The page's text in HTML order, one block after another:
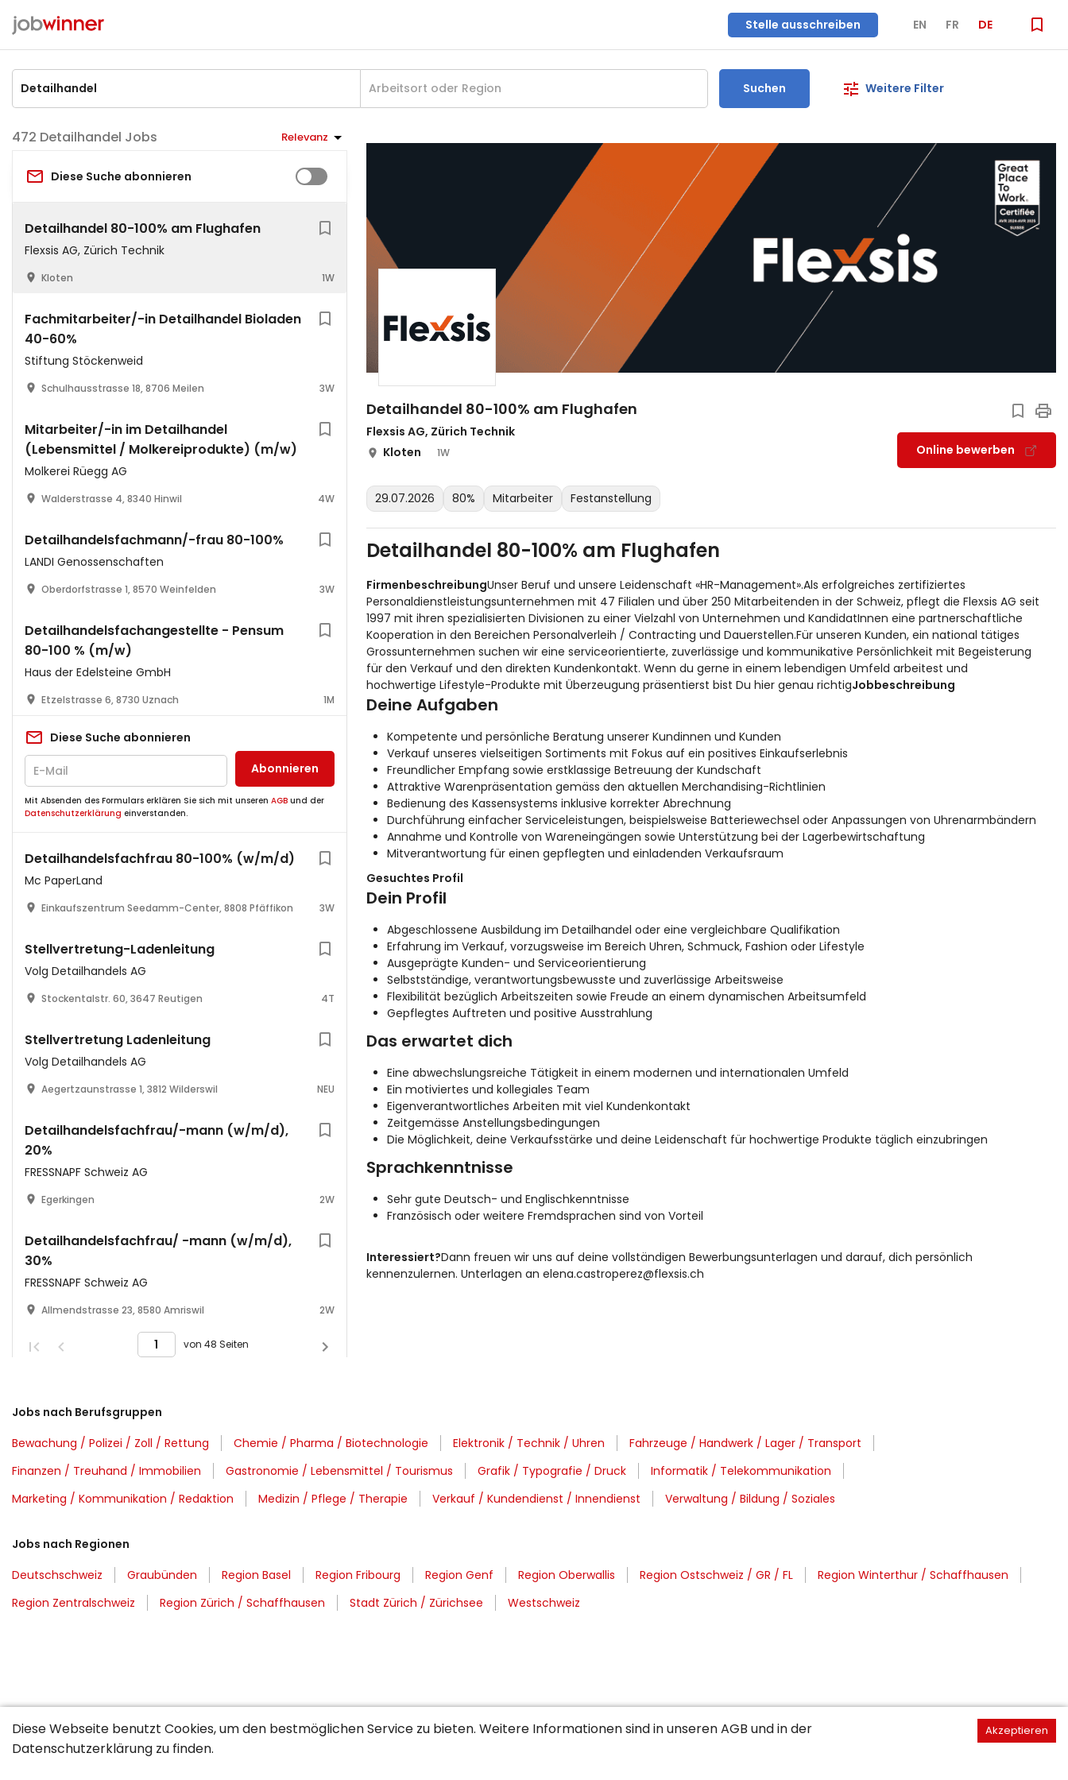
Stelle ausschreiben EN FR DE
Suchen Weitere Filter
Detailhandel Jobs Relevanz
Diese Suche abonnieren
Detailhandel 80-100% am Flughafen
Flexsis AG, Zürich Technik
Kloten 1W
Fachmitarbeiter/-in Detailhandel Bioladen
40-60%
Stiftung Stöckenweid
Schulhausstrasse 18, 8706 Meilen 3W
Mitarbeiter/-in im Detailhandel
(Lebensmittel / Molkereiprodukte) (m/w)
Molkerei Rüegg AG
Walderstrasse 4, 8340 Hinwil 4W
Detailhandelsfachmann/-frau 80-100%
LANDI Genossenschaften
Oberdorfstrasse 1, 8570 Weinfelden 3W
Detailhandelsfachangestellte - Pensum
80-100 % (m/w)
Haus der Edelsteine GmbH
Etzelstrasse 6, 8730 Uznach 1M
Diese Suche abonnieren
Abonnieren
Mit Absenden des Formulars erklären Sie sich mit unseren AGB und der
Datenschutzerklärung einverstanden.
Detailhandelsfachfrau 80-100% (w/m/d)
Mc PaperLand
Einkaufszentrum Seedamm-Center, 8808 Pfäffikon 3W
Stellvertretung-Ladenleitung
Volg Detailhandels AG
Stockentalstr. 60, 3647 Reutigen 4T
Stellvertretung Ladenleitung
Volg Detailhandels AG
Aegertzaunstrasse 1, 3812 Wilderswil NEU
Detailhandelsfachfrau/-mann (w/m/d),
20%
FRESSNAPF Schweiz AG
Egerkingen 2W
Detailhandelsfachfrau/ -mann (w/m/d),
30%
FRESSNAPF Schweiz AG
Allmendstrasse 23, 8580 Amriswil 2W
von 48 Seiten
Detailhandel 80-100% am Flughafen
Flexsis AG, Zürich Technik
Kloten
1W Online bewerben
29.07.2026 80% Mitarbeiter Festanstellung
Detailhandel 80-100% am Flughafen
FirmenbeschreibungUnser Beruf und unsere Leidenschaft «HR-Management».Als erfolgreiches zertifiziertes
Personaldienstleistungsunternehmen mit 47 Filialen und über 250 Mitarbeitenden in der Schweiz, pflegt die Flexsis AG seit
1997 mit ihren spezialisierten Divisionen zu einer Vielzahl von Unternehmen und KandidatInnen eine partnerschaftliche
Kooperation in den Bereichen Personalverleih / Contracting und Dauerstellen.Für unseren Kunden, ein national tätiges
Grossunternehmen suchen wir eine serviceorientierte, zuverlässige und kommunikative Persönlichkeit mit Begeisterung
für den Verkauf und den direkten Kundenkontakt. Wenn du gerne in einem lebendigen Umfeld arbeitest und
hochwertige Lifestyle-Produkte mit Überzeugung präsentierst bist Du hier genau richtigJobbeschreibung
Deine Aufgaben
Kompetente und persönliche Beratung unserer Kundinnen und Kunden
Verkauf unseres vielseitigen Sortiments mit Fokus auf ein positives Einkaufserlebnis
Freundlicher Empfang sowie erstklassige Betreuung der Kundschaft
Attraktive Warenpräsentation gemäss den aktuellen Merchandising-Richtlinien
Bedienung des Kassensystems inklusive korrekter Abrechnung
Durchführung einfacher Serviceleistungen, beispielsweise Batteriewechsel oder Anpassungen von Uhrenarmbändern
Annahme und Kontrolle von Wareneingängen sowie Unterstützung bei der Lagerbewirtschaftung
Mitverantwortung für einen gepflegten und einladenden Verkaufsraum
Gesuchtes Profil
Dein Profil
Abgeschlossene Ausbildung im Detailhandel oder eine vergleichbare Qualifikation
Erfahrung im Verkauf, vorzugsweise im Bereich Uhren, Schmuck, Fashion oder Lifestyle
Ausgeprägte Kunden- und Serviceorientierung
Selbstständige, verantwortungsbewusste und zuverlässige Arbeitsweise
Flexibilität bezüglich Arbeitszeiten sowie Freude an einem dynamischen Arbeitsumfeld
Gepflegtes Auftreten und positive Ausstrahlung
Das erwartet dich
Eine abwechslungsreiche Tätigkeit in einem modernen und internationalen Umfeld
Ein motiviertes und kollegiales Team
Eigenverantwortliches Arbeiten mit viel Kundenkontakt
Zeitgemässe Anstellungsbedingungen
Die Möglichkeit, deine Verkaufsstärke und deine Leidenschaft für hochwertige Produkte täglich einzubringen
Sprachkenntnisse
Sehr gute Deutsch- und Englischkenntnisse
Französisch oder weitere Fremdsprachen sind von Vorteil
Interessiert?Dann freuen wir uns auf deine vollständigen Bewerbungsunterlagen und darauf, dich persönlich
kennenzulernen. Unterlagen an elena.castroperez@flexsis.ch
Jobs nach Berufsgruppen
Bewachung / Polizei / Zoll / Rettung
Chemie / Pharma / Biotechnologie Elektronik / Technik / Uhren
Fahrzeuge / Handwerk / Lager / Transport
Finanzen / Treuhand / Immobilien
Gastronomie / Lebensmittel / Tourismus Grafik / Typografie / Druck
Informatik / Telekommunikation
Marketing / Kommunikation / Redaktion
Medizin / Pflege / Therapie Verkauf / Kundendienst / Innendienst Verwaltung / Bildung / Soziales
Jobs nach Regionen
Deutschschweiz
Graubünden Region Basel Region Fribourg Region Genf Region Oberwallis Region Ostschweiz / GR / FL
Region Winterthur / Schaffhausen
Region Zentralschweiz
Region Zürich / Schaffhausen Stadt Zürich / Zürichsee Westschweiz
Diese Webseite benutzt Cookies, um den bestmöglichen Service zu bieten. Weitere Informationen sind in unserenAGB und in der
Datenschutzerklärung zu finden.
Akzeptieren